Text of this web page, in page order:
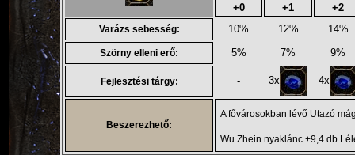
+0 +1 +2
Varázs sebesség: 10% 12% 14%
Szörny elleni erő: 5% 7% 9%
Fejlesztési tárgy: - 3x 4x
Beszerezhető:
A fővárosokban lévő Utazó
Wu Zhein nyaklánc +9,4 db